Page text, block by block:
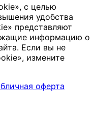
с целью
удобства
представляют
информацию о
Если вы не
измените
оферта